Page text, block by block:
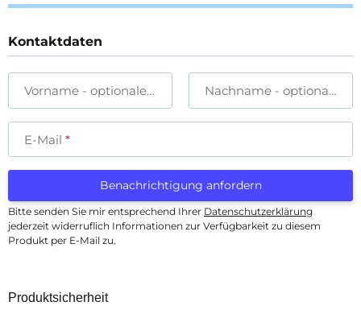
Kontaktdaten
Vorname - optionale Angabe Nachname - optionale
E-Mail
Benachrichtigung anfordern
Bitte senden Sie mir entsprechend Ihrer Datenschutzerklärung
jederzeit widerruflich Informationen zur Verfügbarkeit zu diesem
Produkt per E-Mail zu.
Produktsicherheit